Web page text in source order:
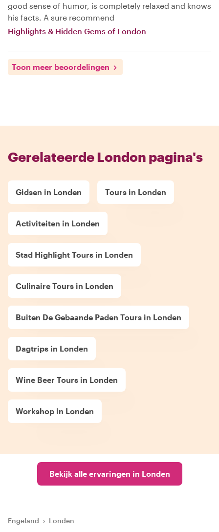
good sense of humor, is completely relaxed and knows
his facts. A sure recommend
Highlights & Hidden Gems of London
Toon meer beoordelingen
Gerelateerde London pagina's
Gidsen in Londen Tours in Londen
Activiteiten in Londen
Stad Highlight Tours in Londen
Culinaire Tours in Londen
Buiten De Gebaande Paden Tours in Londen
Dagtrips in Londen
Wine Beer Tours in Londen
Workshop in Londen
Bekijk alle ervaringen in Londen
Engeland › Londen